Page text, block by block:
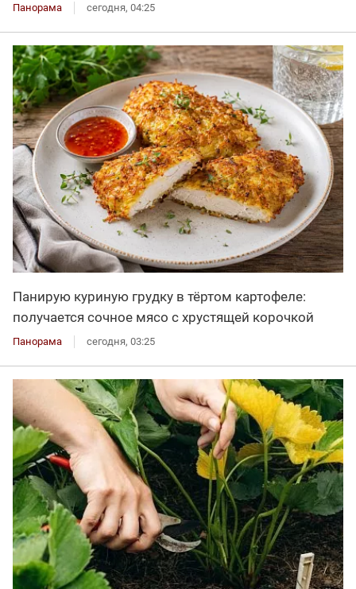
Панорама сегодня, 04:25
Панирую куриную грудку в тёртом картофеле:
получается сочное мясо с хрустящей корочкой
Панорама сегодня, 03:25